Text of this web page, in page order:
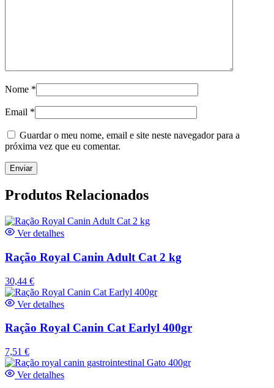
Nome *
Email *
Guardar o meu nome, email e site neste navegador para a
próxima vez que eu comentar.
Produtos Relacionados
Ver detalhes
Ração Royal Canin Adult Cat 2 kg
30,44 €
Ver detalhes
Ração Royal Canin Cat Earlyl 400gr
7,51 €
Ver detalhes